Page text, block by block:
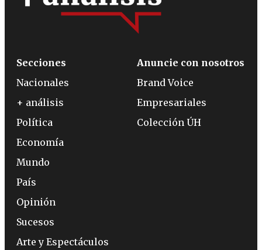
Secciones
Nacionales
+ análisis
Política
Economía
Mundo
País
Opinión
Sucesos
Arte y Espectáculos
Anuncie con nosotros
Brand Voice
Empresariales
Colección ÚH